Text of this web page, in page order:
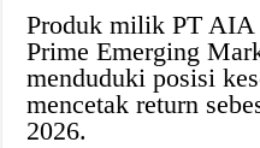
Produk milik PT
Prime Emerging
menduduki posisi
mencetak return
2026.